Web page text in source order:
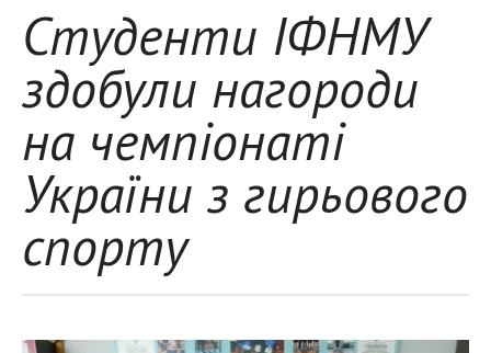
Студенти ІФНМУ
здобули нагороди
на чемпіонаті
України з гирьового
спорту